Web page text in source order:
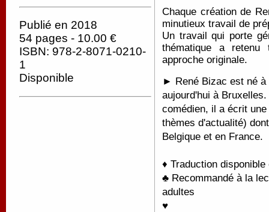
Publié en 2018
54 pages - 10.00 €
ISBN: 978-2-8071-0210-
1
Disponible
Chaque création de
minutieux travail de
Un travail qui porte
thématique a
approche originale.
► René Bizac est né
aujourd'hui à
comédien, il a écrit
thèmes d'actualité)
Belgique et en France.
♦ Traduction
♣ Recommandé à la
adultes
♥